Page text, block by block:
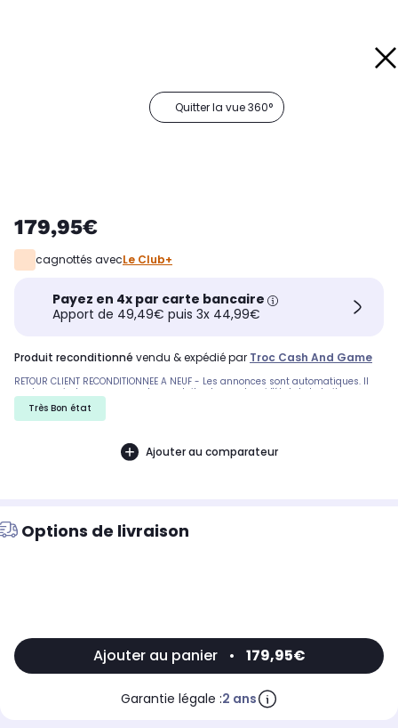
Quitter la vue 360°
179,95€
cagnottés avecLe Club+
Payez en 4x par carte bancaire
Apport de 49,49€ puis 3x 44,99€
produit reconditionné vendu & expédié par Troc Cash And Game
RETOUR CLIENT RECONDITIONNEE A NEUF - Les annonces sont automatiques. Il
peut y avoir des rayures sur les produits, demandez si l'état de la boite par
exemple est important. Nous ne pouvons pas tout detailler
Très Bon état
Ajouter au comparateur
Options de livraison
Ajouter au panier • 179,95€
Garantie légale :2 ans